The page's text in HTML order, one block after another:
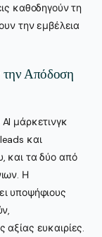
καθοδηγούν τη
την εμβέλεια
την Απόδοση
μάρκετινγκ
και
και τα δύο από
Η
υποψήφιους
ευκαιρίες.